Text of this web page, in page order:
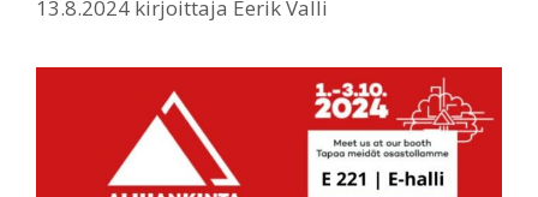
13.8.2024 kirjoittaja Eerik Valli